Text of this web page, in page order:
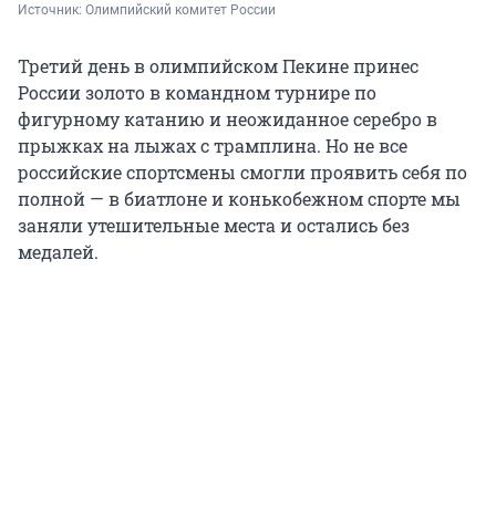
Источник: Олимпийский комитет России
Третий день в олимпийском Пекине принес
России золото в командном турнире по
фигурному катанию и неожиданное серебро в
прыжках на лыжах с трамплина. Но не все
российские спортсмены смогли проявить себя по
полной — в биатлоне и конькобежном спорте мы
заняли утешительные места и остались без
медалей.